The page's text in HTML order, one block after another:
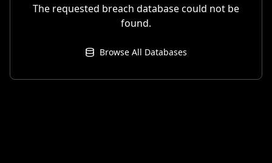
The requested breach database could not be
found.
Browse All Databases